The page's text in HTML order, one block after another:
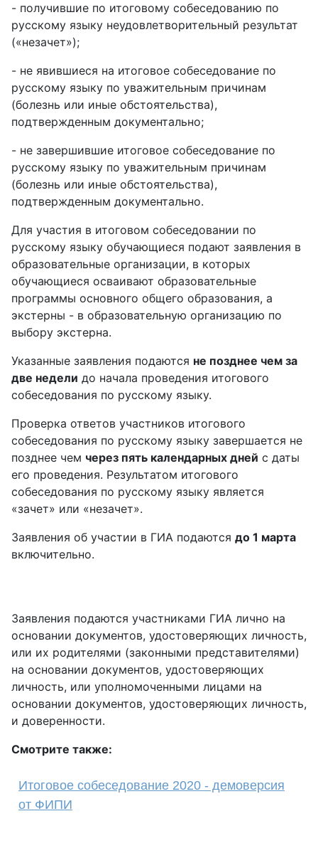
- получившие по итоговому собеседованию по
русскому языку неудовлетворительный результат
(«незачет»);
- не явившиеся на итоговое собеседование по
русскому языку по уважительным причинам
(болезнь или иные обстоятельства),
подтвержденным документально;
- не завершившие итоговое собеседование по
русскому языку по уважительным причинам
(болезнь или иные обстоятельства),
подтвержденным документально.
Для участия в итоговом собеседовании по
русскому языку обучающиеся подают заявления в
образовательные организации, в которых
обучающиеся осваивают образовательные
программы основного общего образования, а
экстерны - в образовательную организацию по
выбору экстерна.
Указанные заявления подаются не позднее чем за
две недели до начала проведения итогового
собеседования по русскому языку.
Проверка ответов участников итогового
собеседования по русскому языку завершается не
позднее чем через пять календарных дней с даты
его проведения. Результатом итогового
собеседования по русскому языку является
«зачет» или «незачет».
Заявления об участии в ГИА подаются до 1 марта
включительно.
Заявления подаются участниками ГИА лично на
основании документов, удостоверяющих личность,
или их родителями (законными представителями)
на основании документов, удостоверяющих
личность, или уполномоченными лицами на
основании документов, удостоверяющих личность,
и доверенности.
Смотрите также:
Итоговое собеседование 2020 - демоверсия
от ФИПИ